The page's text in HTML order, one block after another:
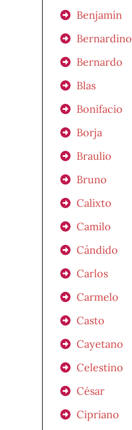
Benjamín
Bernardino
Bernardo
Blas
Bonifacio
Borja
Braulio
Bruno
Calixto
Camilo
Cándido
Carlos
Carmelo
Casto
Cayetano
Celestino
César
Cipriano